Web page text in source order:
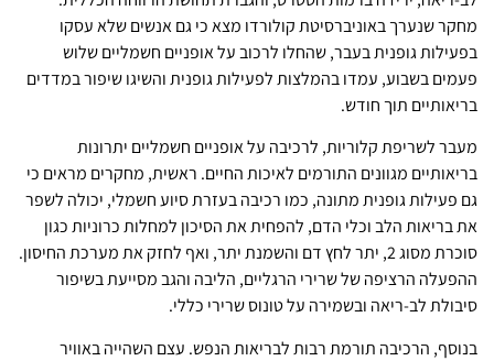
מחקר שנערך באוניברסיטת קולורדו מצא כי גם אנשים שלא עסקו
בפעילות גופנית בעבר, שהחלו לרכוב על אופניים חשמליים שלוש
פעמים בשבוע, עמדו בהמלצות לפעילות גופנית והשיגו שיפור במדדים
בריאותיים תוך חודש.
מעבר לשריפת קלוריות, לרכיבה על אופניים חשמליים יתרונות
בריאותיים מגוונים התורמים לאיכות החיים. ראשית, מחקרים מראים כי
גם פעילות גופנית מתונה, כמו רכיבה בעזרת סיוע חשמלי, יכולה לשפר
את בריאות הלב וכלי הדם, להפחית את הסיכון למחלות כרוניות כגון
סוכרת מסוג 2, יתר לחץ דם והשמנת יתר, ואף לחזק את מערכת החיסון.
ההפעלה הרציפה של שרירי הרגליים, הליבה והגב מסייעת בשיפור
סיבולת לב-ריאה ובשמירה על טונוס שרירי כללי.
בנוסף, הרכיבה תורמת רבות לבריאות הנפש. עצם השהייה באוויר